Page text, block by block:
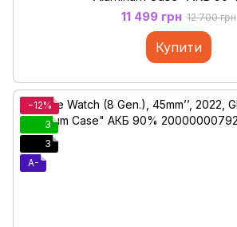
11 499 грн 12 700 грн
Купити
−12%
3
3
A-